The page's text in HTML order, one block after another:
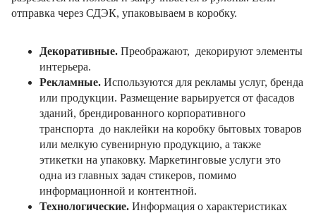
отправка через СДЭК, упаковываем в коробку.
Декоративные. Преображают, декорируют элементы
интерьера.
Рекламные. Используются для рекламы услуг, бренда
или продукции. Размещение варьируется от фасадов
зданий, брендированного корпоративного
транспорта до наклейки на коробку бытовых товаров
или мелкую сувенирную продукцию, а также
этикетки на упаковку. Маркетинговые услуги это
одна из главных задач стикеров, помимо
информационной и контентной.
Технологические. Информация о характеристиках